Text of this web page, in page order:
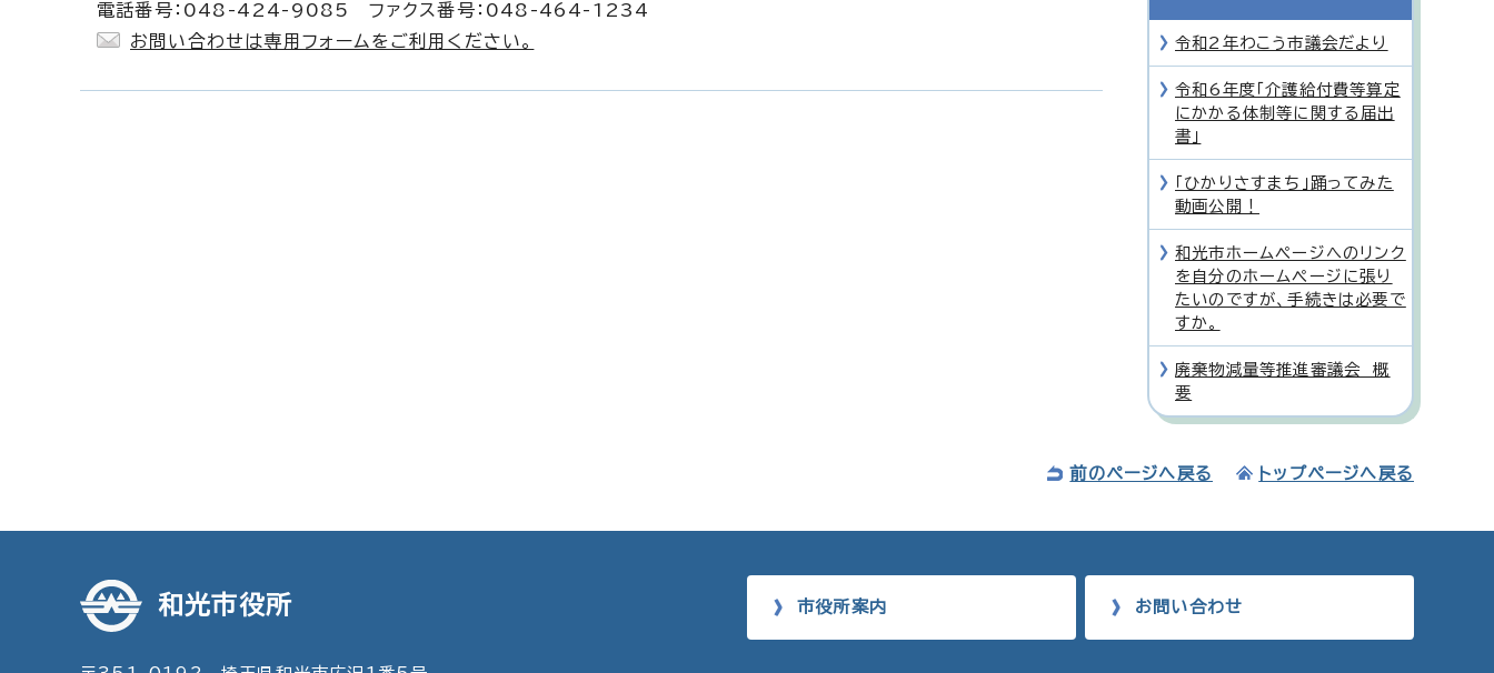
電話番号：048-424-9085 ファクス番号：048-464-1234
お問い合わせは専用フォームをご利用ください。
令和2年わこう市議会だより
令和6年度「介護給付費等算定
にかかる体制等に関する届出
書」
「ひかりさすまち」踊ってみた
動画公開！
和光市ホームページへのリンク
を自分のホームページに張り
たいのですが、手続きは必要で
すか。
廃棄物減量等推進審議会 概
要
前のページへ戻る トップページへ戻る
和光市役所 市役所案内 お問い合わせ